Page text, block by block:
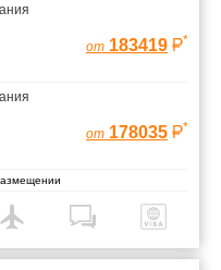
от 183419 *
от 178035 *